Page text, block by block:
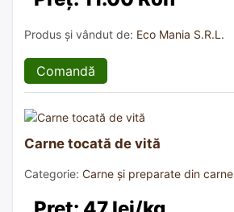
Produs și vândut de: Eco Mania S.R.L.
Comandă
Carne tocată de vită
Categorie: Carne și preparate din carne